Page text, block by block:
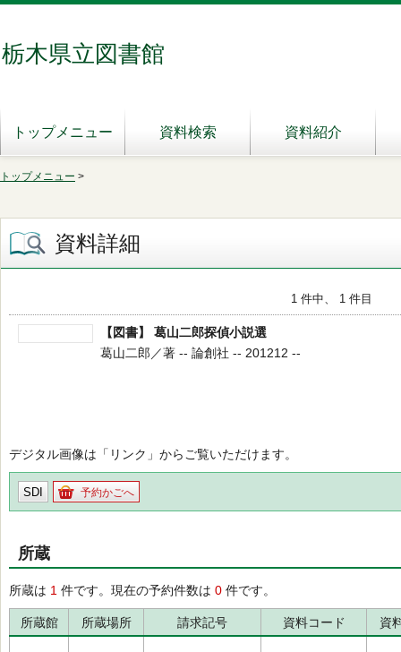
栃木県立図書館
トップメニュー 資料検索 資料紹介
トップメニュー >
資料詳細
1 件中、 1 件目
【図書】 葛山二郎探偵小説選
葛山二郎／著 -- 論創社 -- 201212 --
デジタル画像は「リンク」からご覧いただけます。
SDI 予約かごへ
所蔵
所蔵は 1 件です。現在の予約件数は 0 件です。
所蔵館 所蔵場所 請求記号 資料コード 資